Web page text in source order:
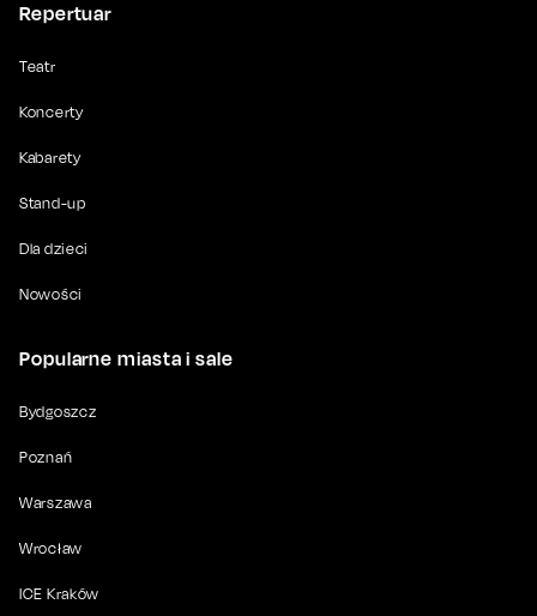
Repertuar
Teatr
Koncerty
Kabarety
Stand-up
Dla dzieci
Nowości
Popularne miasta i sale
Bydgoszcz
Poznań
Warszawa
Wrocław
ICE Kraków